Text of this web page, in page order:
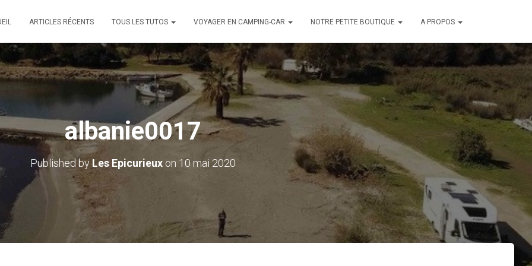
ARTICLES RÉCENTS TOUS LES TUTOS VOYAGER EN CAMPING-CAR NOTRE PETITE BOUTIQUE A PROPOS
albanie0017
Published by Les Epicurieux on 10 mai 2020